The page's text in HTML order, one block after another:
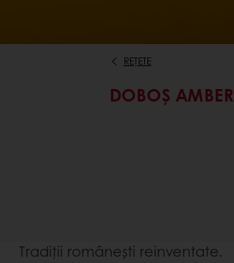
REȚETE
DOBOȘ AMBER
Tradiții românești reinventate.